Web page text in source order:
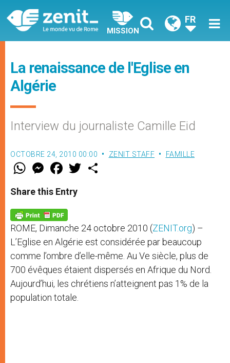
MISSION
FR
La renaissance de l'Eglise en
Algérie
Interview du journaliste Camille Eid
OCTOBRE 24, 2010 00:00 ZENIT STAFF FAMILLE
W
t
s
p
p
M
e
s
e
g
e
r
F
a
e
b
o
k
w
Share this Entry
ROME, Dimanche 24 octobre 2010 (ZENIT.org) –
L’Eglise en Algérie est considérée par beaucoup
comme l’ombre d’elle-même. Au Ve siècle, plus de
700 évêques étaient dispersés en Afrique du Nord.
Aujourd’hui, les chrétiens n’atteignent pas 1% de la
population totale.